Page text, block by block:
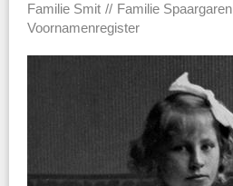
Familie Smit
Familie Spaargaren
Voornamenregister